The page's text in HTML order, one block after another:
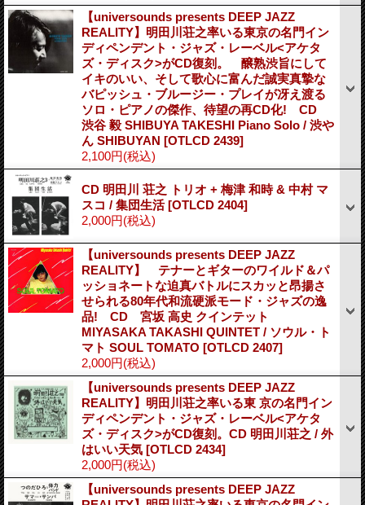
【universounds presents DEEP JAZZ
REALITY】明田川荘之率いる東京の名門イン
ディペンデント・ジャズ・レーベル<アケタ
ズ・ディスク>がCD復刻。 醸熟渋旨にして
イキのいい、そして歌心に富んだ誠実真摯な
バピッシュ・ブルージー・プレイが冴え渡る
ソロ・ピアノの傑作、待望の再CD化! CD
渋谷 毅 SHIBUYA TAKESHI Piano Solo / 渋や
ん SHIBUYAN [OTLCD 2439]
2,100円(税込)
CD 明田川 荘之 トリオ + 梅津 和時 & 中村 マ
スコ / 集団生活[OTLCD 2404]
2,000円(税込)
【universounds presents DEEP JAZZ
REALITY】 テナーとギターのワイルド＆パ
ッショネートな迫真バトルにスカッと昂揚さ
せられる80年代和流硬派モード・ジャズの逸
品! CD 宮坂 高史 クインテット
MIYASAKA TAKASHI QUINTET / ソウル・ト
マト SOUL TOMATO [OTLCD 2407]
2,000円(税込)
【universounds presents DEEP JAZZ
REALITY】明田川荘之率いる東 京の名門イン
ディペンデント・ジャズ・レーベル<アケタ
ズ・ディスク>がCD復刻。CD 明田川荘之 / 外
はいい天気 [OTLCD 2434]
2,000円(税込)
【universounds presents DEEP JAZZ